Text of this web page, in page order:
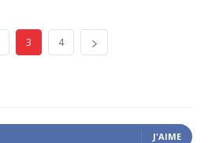
3 4
J'AIME